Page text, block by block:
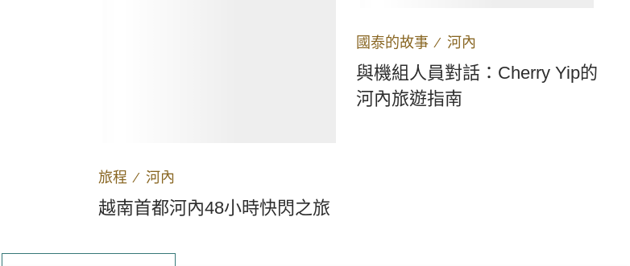
旅程 ∕ 河內
越南首都河內48小時快閃之旅
國泰的故事 ∕ 河內
與機組人員對話：Cherry Yip的
河內旅遊指南